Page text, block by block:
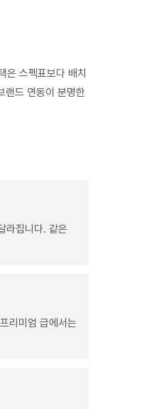
스펙표보다 배치
랜드 연동이 분명한
라집니다. 같은
리미엄 급에서는